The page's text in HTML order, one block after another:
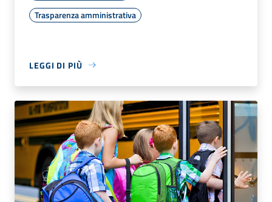
Trasparenza amministrativa
LEGGI DI PIÙ